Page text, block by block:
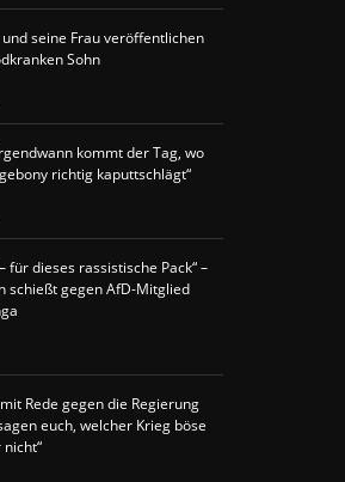
seine Frau veröffentlichen
Sohn
kommt der Tag, wo
richtig kaputtschlägt“
für dieses rassistische Pack“ –
schießt gegen AfD-Mitglied
Rede gegen die Regierung
euch, welcher Krieg böse